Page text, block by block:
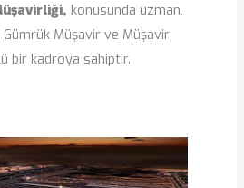
konusunda uzman,
Müşavir ve Müşavir
bir kadroya sahiptir.